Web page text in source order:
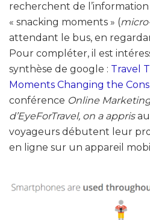
recherchent de l’information
« snacking moments » (
attendant le bus, en
Pour compléter, il est
synthèse de google : Travel
Moments Changing the
conférence Online
d’EyeForTravel, on a appris
voyageurs débutent leur
en ligne sur un appareil